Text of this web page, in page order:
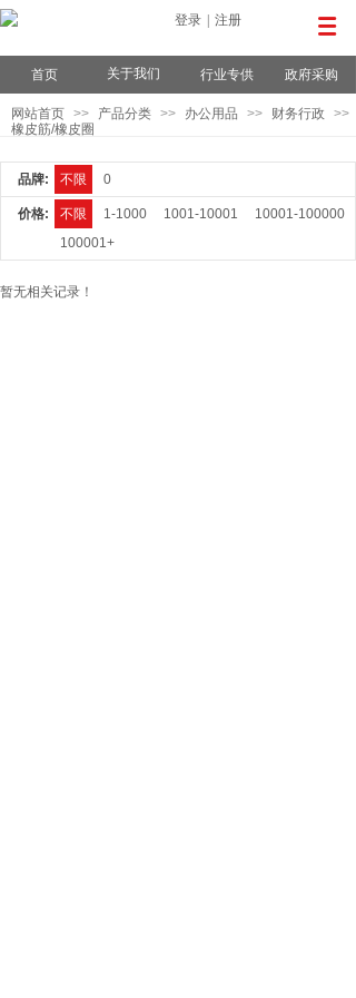
登录 注册
首页 关于我们 行业专供 政府采购
网站首页 >> 产品分类 >> 办公用品 >> 财务行政
>>
橡皮筋/橡皮圈
品牌: 不限 0
价格: 不限 1-1000 1001-10001
10001-100000
100001+
暂无相关记录！